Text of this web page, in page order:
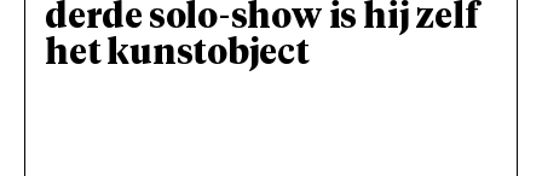
derde solo-show is hij zelf
het kunstobject